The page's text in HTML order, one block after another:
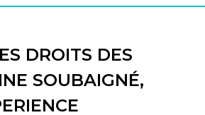
DROITS DES
SOUBAIGNÉ,